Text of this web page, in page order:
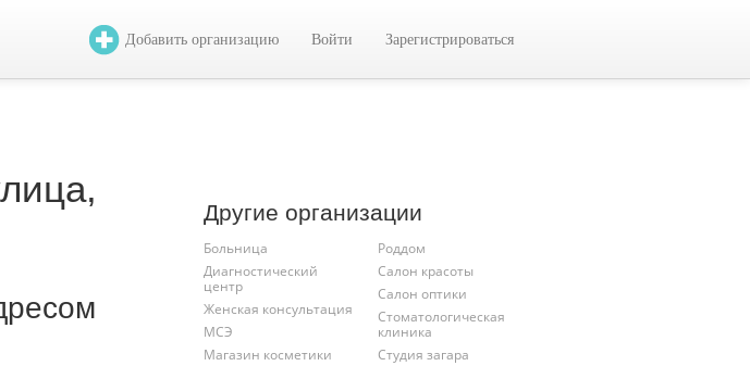
Добавить организацию Войти Зарегистрироваться
Другие организации
Больница
Диагностический
центр
Женская консультация
МСЭ
Магазин косметики
Роддом
Салон красоты
Салон оптики
Стоматологическая
клиника
Студия загара